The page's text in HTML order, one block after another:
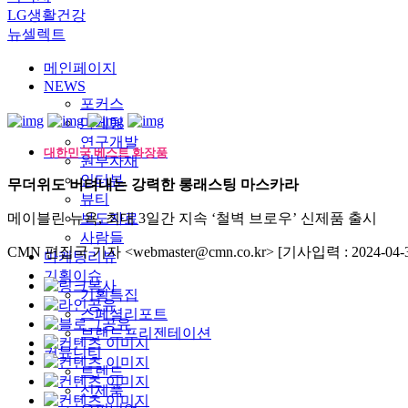
LG생활건강
뉴셀렉트
메인페이지
NEWS
포커스
마케팅
연구개발
원부자재
인터뷰
뷰티
보도자료
사람들
마케팅리뷰
기획이슈
기획특집
스페셜리포트
브랜드프리젠테이션
커뮤니티
트렌드
신제품
대한민국 베스트 화장품
무더위도 버텨내는 강력한 롱래스팅 마스카라
메이블린 뉴욕, 최대 3일간 지속 ‘철벽 브로우’ 신제품 출시
CMN 편집국 기자 <webmaster@cmn.co.kr> [기사입력 : 2024-